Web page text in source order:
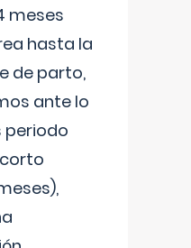
meses
hasta la
de parto,
ante lo
periodo